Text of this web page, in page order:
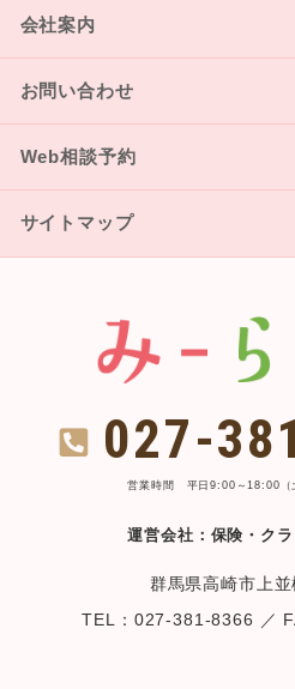
会社案内
お問い合わせ
Web相談予約
サイトマップ
027-
営業時間 平日9:00～18:00（
運営会社：保険・ク
群馬県高崎市上
TEL：027-381-8366 ／